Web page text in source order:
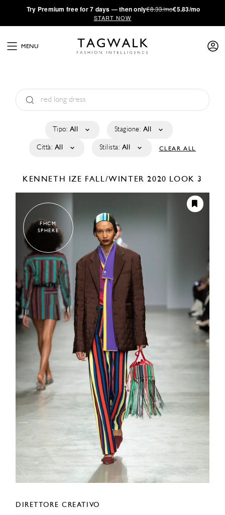
·Try Premium free for 7 days — then only€8.33/mo€5.83/mo
START NOW
MENU
Tipo: All Stagione: All
Città: All Stilista: All CLEAR ALL
KENNETH IZE FALL/WINTER 2020 LOOK 3
FHCM
SPHERE
DIRETTORE CREATIVO